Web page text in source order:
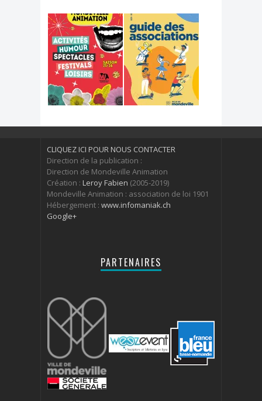
CLIQUEZ ICI POUR NOUS CONTACTER
Direction de la publication :
Direction de Mondeville Animation
Création : Leroy Fabien (2005-2019)
Mondeville Animation : association de loi 1901
Hébergement : www.infomaniak.ch
Google+
PARTENAIRES